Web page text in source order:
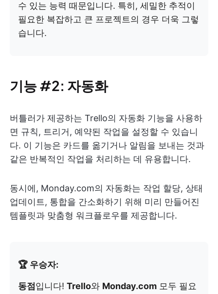
수 있는 능력 때문입니다. 특히, 세밀한 추적이
필요한 복잡하고 큰 프로젝트의 경우 더욱 그렇
습니다.
기능 #2: 자동화
버틀러가 제공하는 Trello의 자동화 기능을 사용하
면 규칙, 트리거, 예약된 작업을 설정할 수 있습니
다. 이 기능은 카드를 옮기거나 알림을 보내는 것과
같은 반복적인 작업을 처리하는 데 유용합니다.
동시에, Monday.com의 자동화는 작업 할당, 상태
업데이트, 통합을 간소화하기 위해 미리 만들어진
템플릿과 맞춤형 워크플로우를 제공합니다.
🏆 우승자:
동점 입니다! Trello와 Monday.com 모두 필요